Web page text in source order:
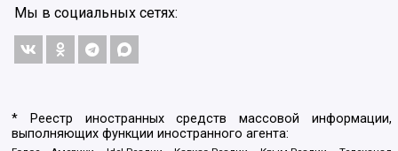
Мы в социальных сетях:
* Реестр иностранных средств массовой информации,
выполняющих функции иностранного агента: